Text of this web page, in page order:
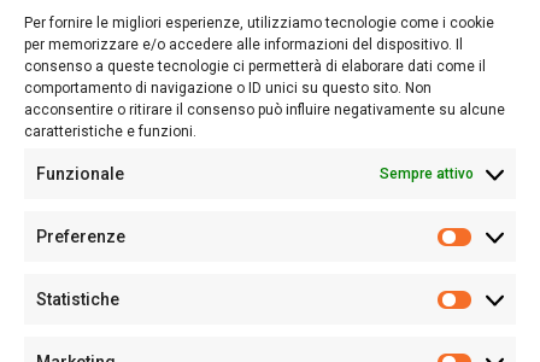
Per fornire le migliori esperienze, utilizziamo tecnologie come i cookie
per memorizzare e/o accedere alle informazioni del dispositivo. Il
consenso a queste tecnologie ci permetterà di elaborare dati come il
comportamento di navigazione o ID unici su questo sito. Non
acconsentire o ritirare il consenso può influire negativamente su alcune
caratteristiche e funzioni.
Funzionale Sempre attivo
Preferenze
Statistiche
lettori su quanto accade in Sardegna, con un occhio rivolto al
nostro passato e, soprattutto, al nostro futuro
Follow Us
Sede:Via Cristoforo Colombo 09013 Carbonia
Partita IVA02270380922